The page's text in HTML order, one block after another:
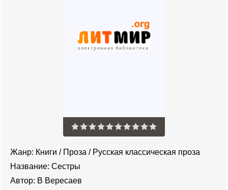
Жанр: Книги / Проза / Русская классическая проза
Название: Сестры
Автор: В Вересаев